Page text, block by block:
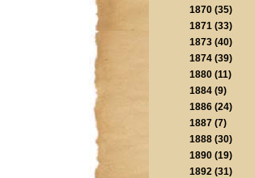
1870 (35)
1871 (33)
1873 (40)
1874 (39)
1880 (11)
1884 (9)
1886 (24)
1887 (7)
1888 (30)
1890 (19)
1892 (31)